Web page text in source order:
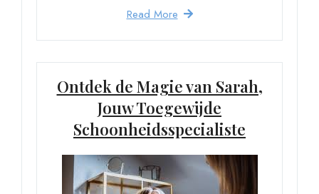
Read More
Ontdek de Magie van Sarah,
Jouw Toegewijde
Schoonheidsspecialiste